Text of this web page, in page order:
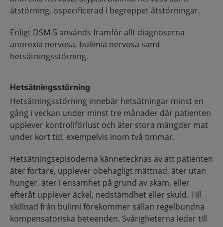
ätstörning, ospecificerad i begreppet ätstörningar.
Enligt DSM-5 används framför allt diagnoserna
anorexia nervosa, bulimia nervosa samt
hetsätningsstörning.
Hetsätningsstörning
Hetsätningsstörning innebär hetsätningar minst en
gång i veckan under minst tre månader där patienten
upplever kontrollförlust och äter stora mängder mat
under kort tid, exempelvis inom två timmar.
Hetsätningsepisoderna kännetecknas av att patienten
äter fortare, upplever obehagligt mättnad, äter utan
hunger, äter i ensamhet på grund av skam, eller
efteråt upplever äckel, nedstämdhet eller skuld. Till
skillnad från bulimi förekommer sällan regelbundna
kompensatoriska beteenden. Svårigheterna leder till